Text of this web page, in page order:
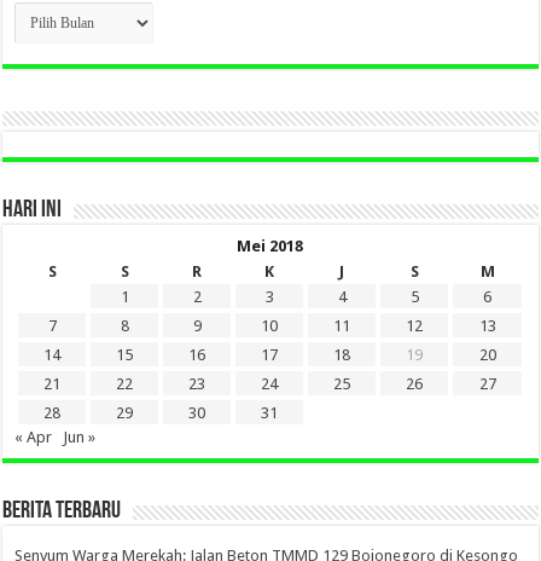
CLICK
BERITA
LAMA
DI
HARI INI
Mei 2018
S
S R K J S
M
1
2 3 4 5
6
7
8 9 10 11 12
13
14
15 16 17 18 19
20
21
22 23 24 25 26
27
28
29 30
31
« Apr
Jun »
BERITA TERBARU
Senyum Warga Merekah: Jalan Beton TMMD 129 Bojonegoro di Kesongo